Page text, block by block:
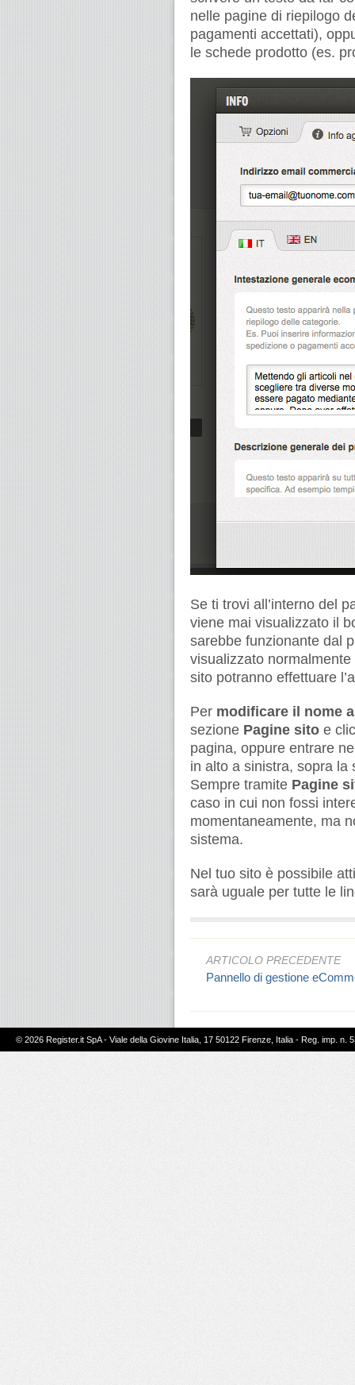
nelle pagine di riepilogo
pagamenti accettati),
le schede prodotto (es.
Se ti trovi all’interno del
viene mai visualizzato il
sarebbe funzionante dal
visualizzato
sito potranno effettuare
Per modificare il nome
sezione Pagine sito e
pagina, oppure entrare
in alto a sinistra, sopra la
Sempre tramite Pagine
caso in cui non fossi
momentaneamente, ma
sistema.
Nel tuo sito è possibile
sarà uguale per tutte le
ARTICOLO PRECEDENTE
Pannello di gestione
© 2026 Register.it SpA - Viale della Giovine Italia, 17 50122 Firenze, Italia - Reg. imp.